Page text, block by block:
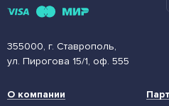
355000, г. Ставрополь,
ул. Пирогова 15/1, оф. 555
О компании